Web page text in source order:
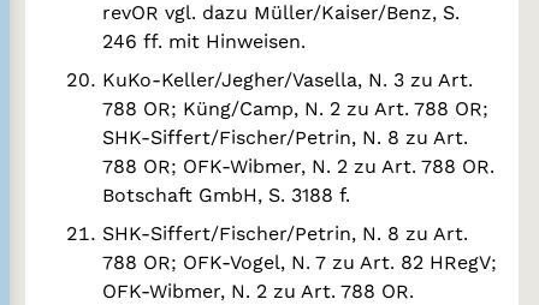
revOR vgl. dazu Müller/Kaiser/Benz, S.
246 ff. mit Hinweisen.
KuKo-Keller/Jegher/Vasella, N. 3 zu Art.
788 OR; Küng/Camp, N. 2 zu Art. 788 OR;
SHK-Siffert/Fischer/Petrin, N. 8 zu Art.
788 OR; OFK-Wibmer, N. 2 zu Art. 788 OR.
Botschaft GmbH, S. 3188 f.
SHK-Siffert/Fischer/Petrin, N. 8 zu Art.
788 OR; OFK-Vogel, N. 7 zu Art. 82 HRegV;
OFK-Wibmer, N. 2 zu Art. 788 OR.